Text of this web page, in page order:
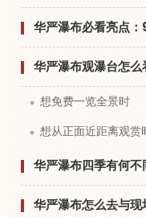
华严瀑布必看亮点
华严瀑布观瀑台怎
想免费一览全景时
想从正面近距离观赏
华严瀑布四季有何
华严瀑布怎么去与现